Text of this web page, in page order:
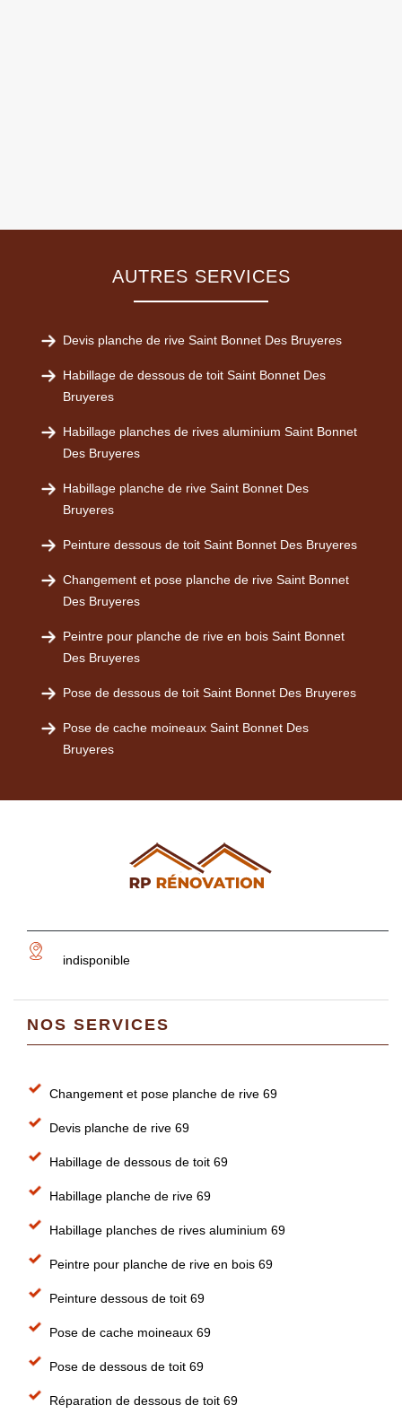
AUTRES SERVICES
Devis planche de rive Saint Bonnet Des Bruyeres
Habillage de dessous de toit Saint Bonnet Des
Bruyeres
Habillage planches de rives aluminium Saint Bonnet
Des Bruyeres
Habillage planche de rive Saint Bonnet Des
Bruyeres
Peinture dessous de toit Saint Bonnet Des Bruyeres
Changement et pose planche de rive Saint Bonnet
Des Bruyeres
Peintre pour planche de rive en bois Saint Bonnet
Des Bruyeres
Pose de dessous de toit Saint Bonnet Des Bruyeres
Pose de cache moineaux Saint Bonnet Des
Bruyeres
indisponible
NOS SERVICES
Changement et pose planche de rive 69
Devis planche de rive 69
Habillage de dessous de toit 69
Habillage planche de rive 69
Habillage planches de rives aluminium 69
Peintre pour planche de rive en bois 69
Peinture dessous de toit 69
Pose de cache moineaux 69
Pose de dessous de toit 69
Réparation de dessous de toit 69